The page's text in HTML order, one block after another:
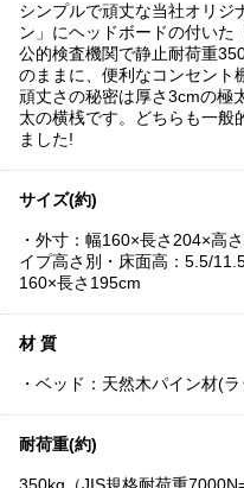
シンプルで頑丈な当社オリジ
ン」にヘッドボードの付いた
公的検査機関で静止耐荷重
のままに、便利なコンセント
頑丈さの秘密は厚さ3cmの極
太の横桟です。どちらも一般
ました!
サイズ(約)
・外寸：幅160×長さ204×高
イプ高さ別・床面高：5.5/
160×長さ195cm
材 質
・ベッド：天然木パイン材(
耐荷重(約)